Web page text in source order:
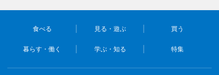
食べる 見る・遊ぶ 買う
暮らす・働く 学ぶ・知る 特集